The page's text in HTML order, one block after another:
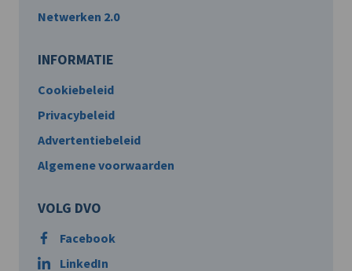
Netwerken 2.0
INFORMATIE
Cookiebeleid
Privacybeleid
Advertentiebeleid
Algemene voorwaarden
VOLG DVO
Facebook
LinkedIn